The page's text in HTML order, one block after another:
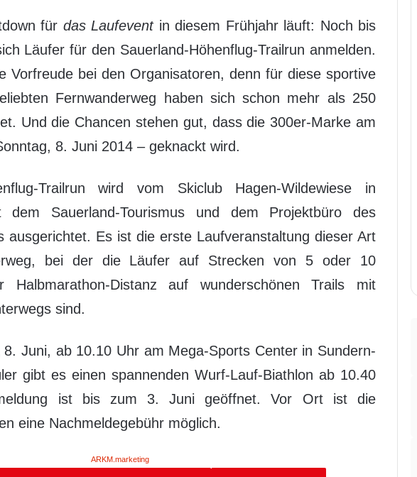
für das Laufeventin diesem Frühjahr läuft: Noch bis
Läufer für den Sauerland-Höhenflug-Trailrun anmelden.
Vorfreude bei den Organisatoren, denn für diese sportive
Fernwanderweg haben sich schon mehr als 250
Und die Chancen stehen gut, dass die 300er-Marke am
8. Juni 2014 – geknackt wird.
Trailrun wird vom Skiclub Hagen-Wildewiese in
dem Sauerland-Tourismus und dem Projektbüro des
ausgerichtet. Es ist die erste Laufveranstaltung dieser Art
bei der die Läufer auf Strecken von 5 oder 10
Halbmarathon-Distanz auf wunderschönen Trails mit
sind.
Juni, ab 10.10 Uhr am Mega-Sports Center in Sundern-
gibt es einen spannenden Wurf-Lauf-Biathlon ab 10.40
ist bis zum 3. Juni geöffnet. Vor Ort ist die
eine Nachmeldegebühr möglich.
ARKM.marketing